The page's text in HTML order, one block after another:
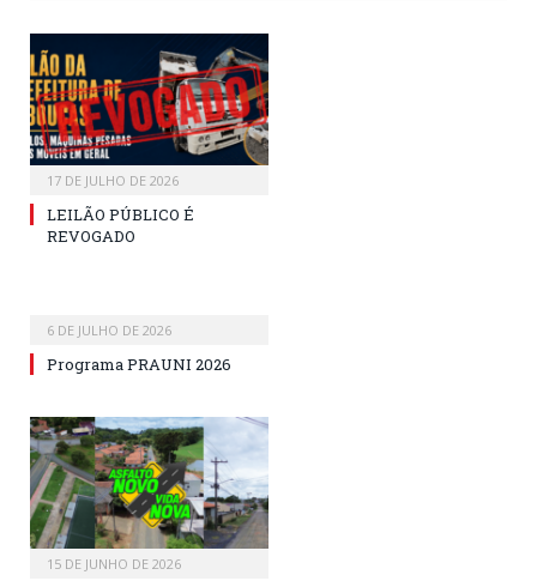
17 DE JULHO DE 2026
LEILÃO PÚBLICO É
REVOGADO
6 DE JULHO DE 2026
Programa PRAUNI 2026
15 DE JUNHO DE 2026